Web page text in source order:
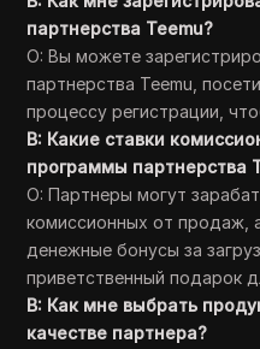
партнерства Teemu?
О: Вы можете
партнерства Teemu,
процессу регистрации,
В: Какие ставки
программы партнерства
О: Партнеры могут
комиссионных от продаж,
денежные бонусы за
приветственный подарок
В: Как мне выбрать
качестве партнера?